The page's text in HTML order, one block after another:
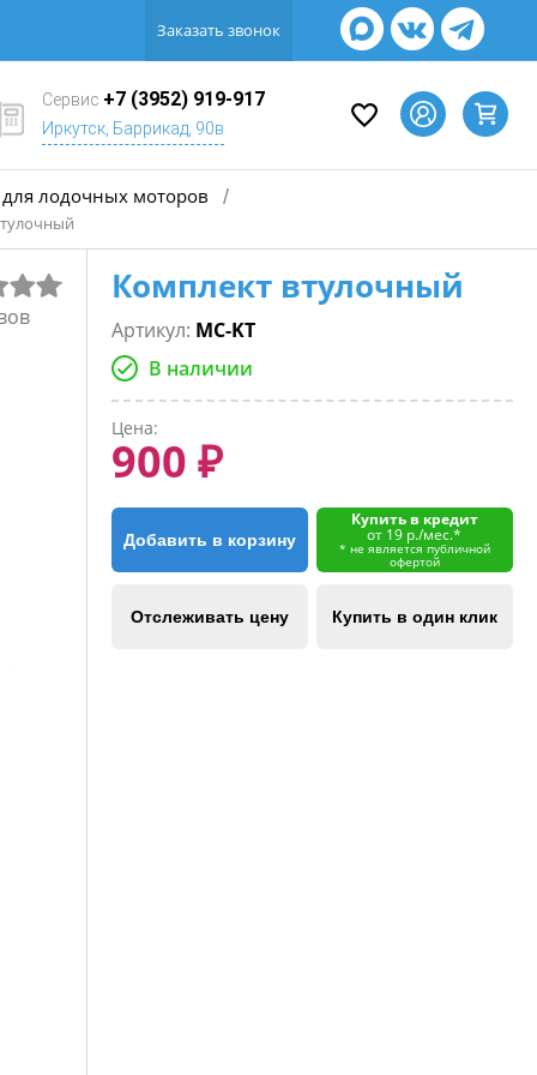
Заказать звонок
Сервис +7 (3952) 919-917
Иркутск, Баррикад, 90в
лодочных моторов /
Комплект втулочный
Артикул: MC-KT
В наличии
Цена:
900 ₽
Добавить в корзину
Купить в кредит
от 19 р./мес.*
* не является публичной
офертой
Отслеживать цену Купить в один клик